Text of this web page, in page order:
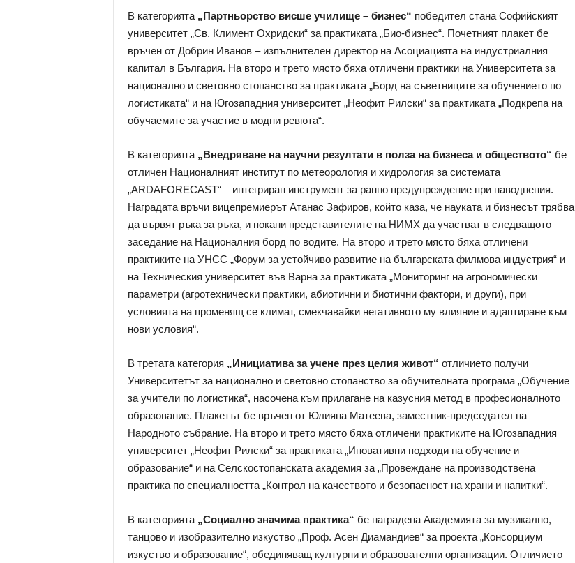
В категорията „Партньорство висше училище – бизнес“ победител стана Софийският
университет „Св. Климент Охридски“ за практиката „Био-бизнес“. Почетният плакет бе
връчен от Добрин Иванов – изпълнителен директор на Асоциацията на индустриалния
капитал в България. На второ и трето място бяха отличени практики на Университета за
национално и световно стопанство за практиката „Борд на съветниците за обучението по
логистиката“ и на Югозападния университет „Неофит Рилски“ за практиката „Подкрепа на
обучаемите за участие в модни ревюта“.
В категорията „Внедряване на научни резултати в полза на бизнеса и обществото“ бе
отличен Националният институт по метеорология и хидрология за системата
„ARDAFORECAST“ – интегриран инструмент за ранно предупреждение при наводнения.
Наградата връчи вицепремиерът Атанас Зафиров, който каза, че науката и бизнесът трябва
да вървят ръка за ръка, и покани представителите на НИМХ да участват в следващото
заседание на Националния борд по водите. На второ и трето място бяха отличени
практиките на УНСС „Форум за устойчиво развитие на българската филмова индустрия“ и
на Техническия университет във Варна за практиката „Мониторинг на агрономически
параметри (агротехнически практики, абиотични и биотични фактори, и други), при
условията на променящ се климат, смекчавайки негативното му влияние и адаптиране към
нови условия“.
В третата категория „Инициатива за учене през целия живот“ отличието получи
Университетът за национално и световно стопанство за обучителната програма „Обучение
за учители по логистика“, насочена към прилагане на казусния метод в професионалното
образование. Плакетът бе връчен от Юлияна Матеева, заместник-председател на
Народното събрание. На второ и трето място бяха отличени практиките на Югозападния
университет „Неофит Рилски“ за практиката „Иновативни подходи на обучение и
образование“ и на Селскостопанската академия за „Провеждане на производствена
практика по специалността „Контрол на качеството и безопасност на храни и напитки“.
В категорията „Социално значима практика“ бе наградена Академията за музикално,
танцово и изобразително изкуство „Проф. Асен Диамандиев“ за проекта „Консорциум
изкуство и образование“, обединяващ културни и образователни организации. Отличието